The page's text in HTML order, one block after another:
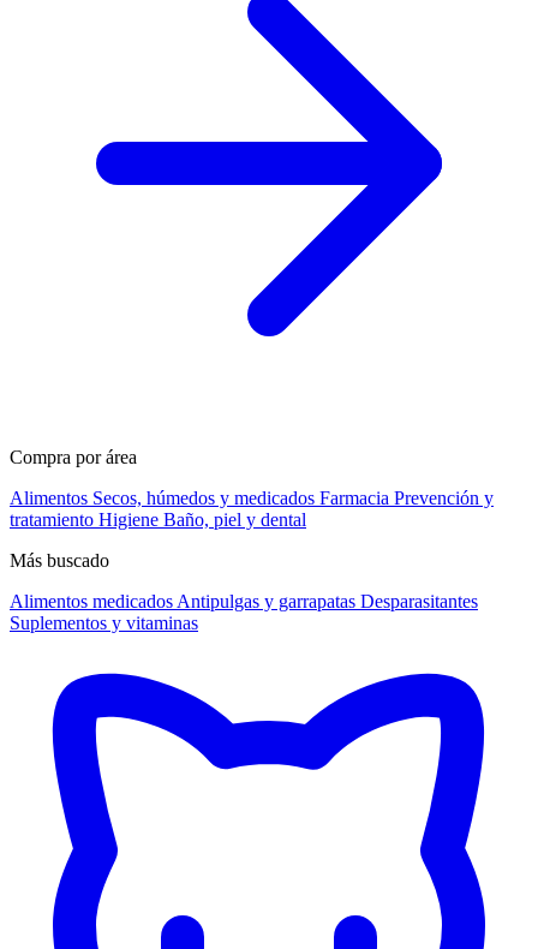
Compra por área
Alimentos Secos, húmedos y medicados Farmacia Prevención y
tratamiento Higiene Baño, piel y dental
Más buscado
Alimentos medicados Antipulgas y garrapatas Desparasitantes
Suplementos y vitaminas